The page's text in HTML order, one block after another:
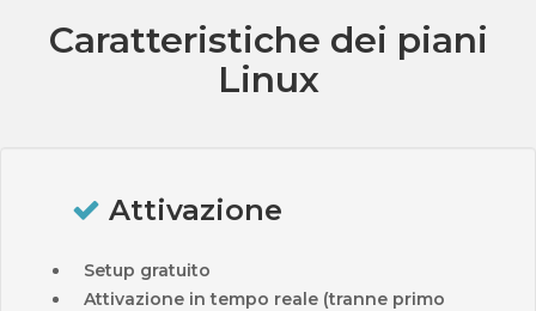
Caratteristiche dei piani
Linux
Attivazione
Setup gratuito
Attivazione in tempo reale (tranne primo